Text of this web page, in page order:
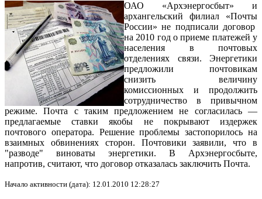
ОАО «Архэнергосбыт» и
архангельский филиал «Почты
России» не подписали договор
на 2010 год о приеме платежей у
населения в почтовых
отделениях связи. Энергетики
предложили почтовикам
снизить величину
комиссионных и продолжить
сотрудничество в привычном
режиме. Почта с таким предложением не согласилась —
предлагаемые ставки якобы не покрывают издержек
почтового оператора. Решение проблемы застопорилось на
взаимных обвинениях сторон. Почтовики заявили, что в
"разводе" виноваты энергетики. В Архэнергосбыте,
напротив, считают, что договор отказалась заключить Почта.
Начало активности (дата): 12.01.2010 12:28:27